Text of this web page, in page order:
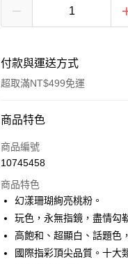
付款與運送方式
超取滿NT$499免運
付款方式
信用卡一次付款
LINE Pay
Apple Pay
街口支付
商品特色
商品編號
10745458
商品特色
幻漾珊瑚絢亮桃粉。
玩色，永無指鏡，盡情勾
高飽和、超顯白、話題色
國際指彩頂尖品質。十大